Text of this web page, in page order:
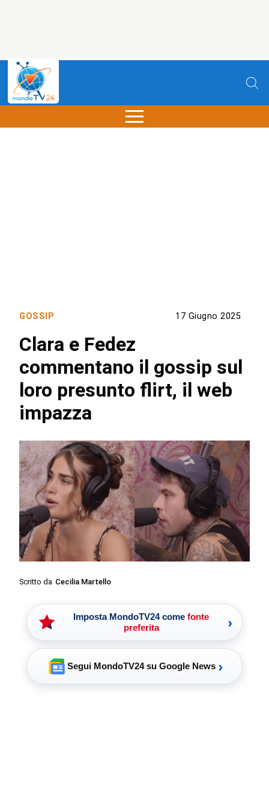
GOSSIP 17 Giugno 2025
Clara e Fedez
commentano il gossip sul
loro presunto flirt, il web
impazza
Scritto da Cecilia Martello
Imposta MondoTV24 come fonte
preferita
›
Segui MondoTV24 su Google News ›